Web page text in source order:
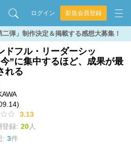
ログイン 新規会員登録
二弾」制作決定＆掲載する感想大募集！
ドフル・リーダーシッ
”に集中するほど、成果が最
れる
3.13
登録: 20人
: 3件